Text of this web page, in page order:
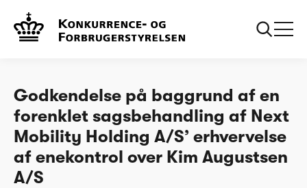
Afgørelser
enekontrol over Kim Augustsen AS - forenklet
Godkendelse
Godkendelse på baggrund af en
forenklet sagsbehandling af Next
Mobility Holding A/S’ erhvervelse
af enekontrol over Kim Augustsen
A/S